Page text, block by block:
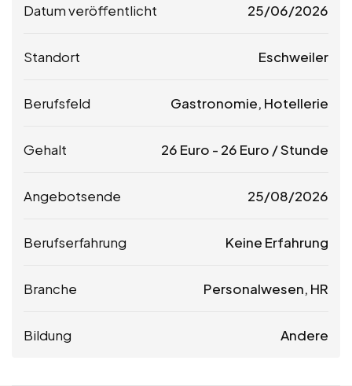
Datum veröffentlicht 25/06/2026
Standort Eschweiler
Berufsfeld Gastronomie, Hotellerie
Gehalt 26 Euro - 26 Euro / Stunde
Angebotsende 25/08/2026
Berufserfahrung Keine Erfahrung
Branche Personalwesen, HR
Bildung Andere